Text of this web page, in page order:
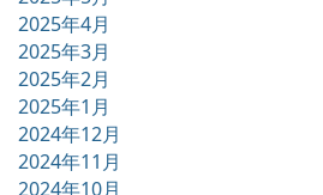
2025年4月
2025年3月
2025年2月
2025年1月
2024年12月
2024年11月
2024年10月